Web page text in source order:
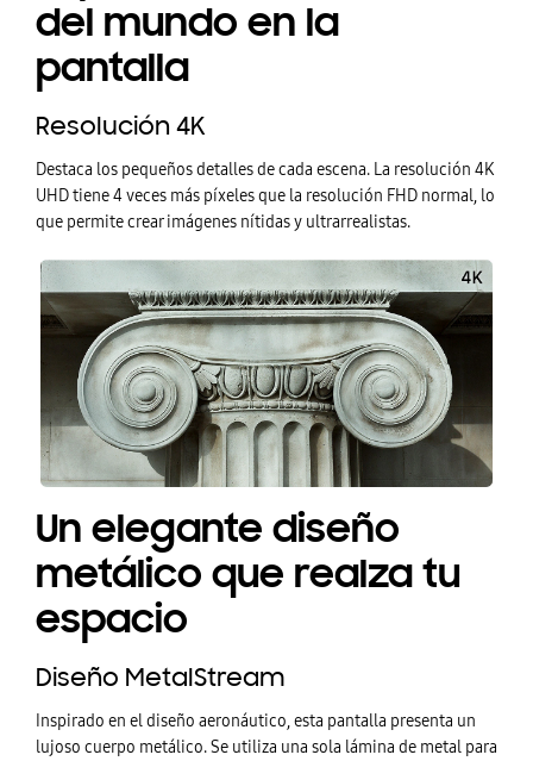
del mundo en la
pantalla
Resolución 4K
Destaca los pequeños detalles de cada escena. La resolución 4K
UHD tiene 4 veces más píxeles que la resolución FHD normal, lo
que permite crear imágenes nítidas y ultrarrealistas.
Un elegante diseño
metálico que realza tu
espacio
Diseño MetalStream
Inspirado en el diseño aeronáutico, esta pantalla presenta un
lujoso cuerpo metálico. Se utiliza una sola lámina de metal para